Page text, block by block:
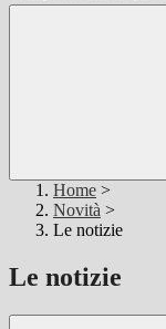
Home >
Novità >
Le notizie
Le notizie